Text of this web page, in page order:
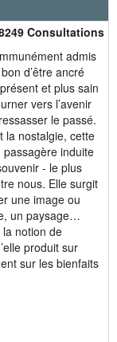
Consultations
admis
d’être ancré
et plus sain
vers l’avenir
le passé.
la nostalgie, cette
passagère induite
- le plus
nous. Elle surgit
une image ou
un paysage…
la notion de
produit sur
sur les bienfaits